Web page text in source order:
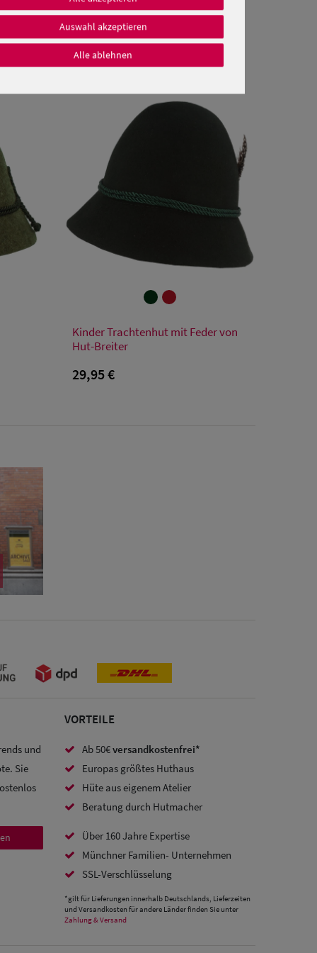
Kinder Trachtenhut mit Feder von
Hut-Breiter
29,95 €
und
Sie
VORTEILE
Ab 50€versandkostenfrei*
Europas größtes Huthaus
Hüte aus eigenem Atelier
Beratung durch Hutmacher
Über 160 Jahre Expertise
Münchner Familien- Unternehmen
SSL-Verschlüsselung
*gilt für Lieferungen innerhalb Deutschlands, Lieferzeiten
und Versandkosten für andere Länder finden Sie unter
Zahlung & Versand
Auswahl akzeptieren
Alle ablehnen